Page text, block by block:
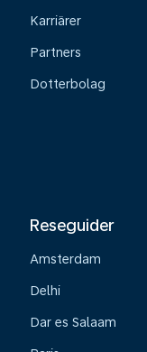
Karriärer
Partners
Dotterbolag
Reseguider
Amsterdam
Delhi
Dar es Salaam